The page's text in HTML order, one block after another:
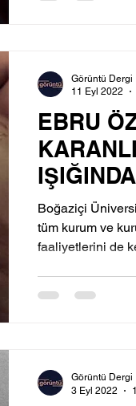
EBRU
Boğaziçi
tüm kurum ve
faaliyetlerini de
Görüntü Dergi
11 Eyl 2022
Görüntü Dergi
3 Eyl 2022